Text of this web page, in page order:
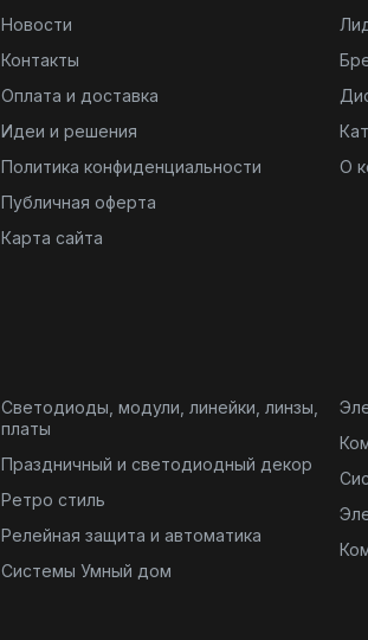
Новости
Контакты
Оплата и доставка
Идеи и решения
Политика конфиденциальности
Публичная оферта
Карта сайта
О
Светодиоды, модули, линейки, линзы,
платы
Праздничный и светодиодный декор
Ретро стиль
Релейная защита и автоматика
Системы Умный дом